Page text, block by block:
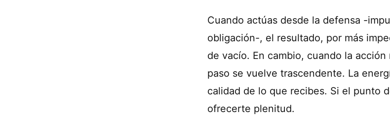
Cuando actúas desde la defensa -
obligación-, el resultado, por más
de vacío. En cambio, cuando la
paso se vuelve trascendente. La
calidad de lo que recibes. Si el punto
ofrecerte plenitud.